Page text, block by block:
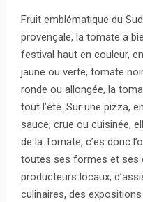
Fruit emblématique du
provençale, la tomate a
festival haut en couleur,
jaune ou verte, tomate
ronde ou allongée, la
tout l’été. Sur une pizza,
sauce, crue ou cuisinée,
de la Tomate, c’es donc
toutes ses formes et ses
producteurs locaux,
culinaires, des